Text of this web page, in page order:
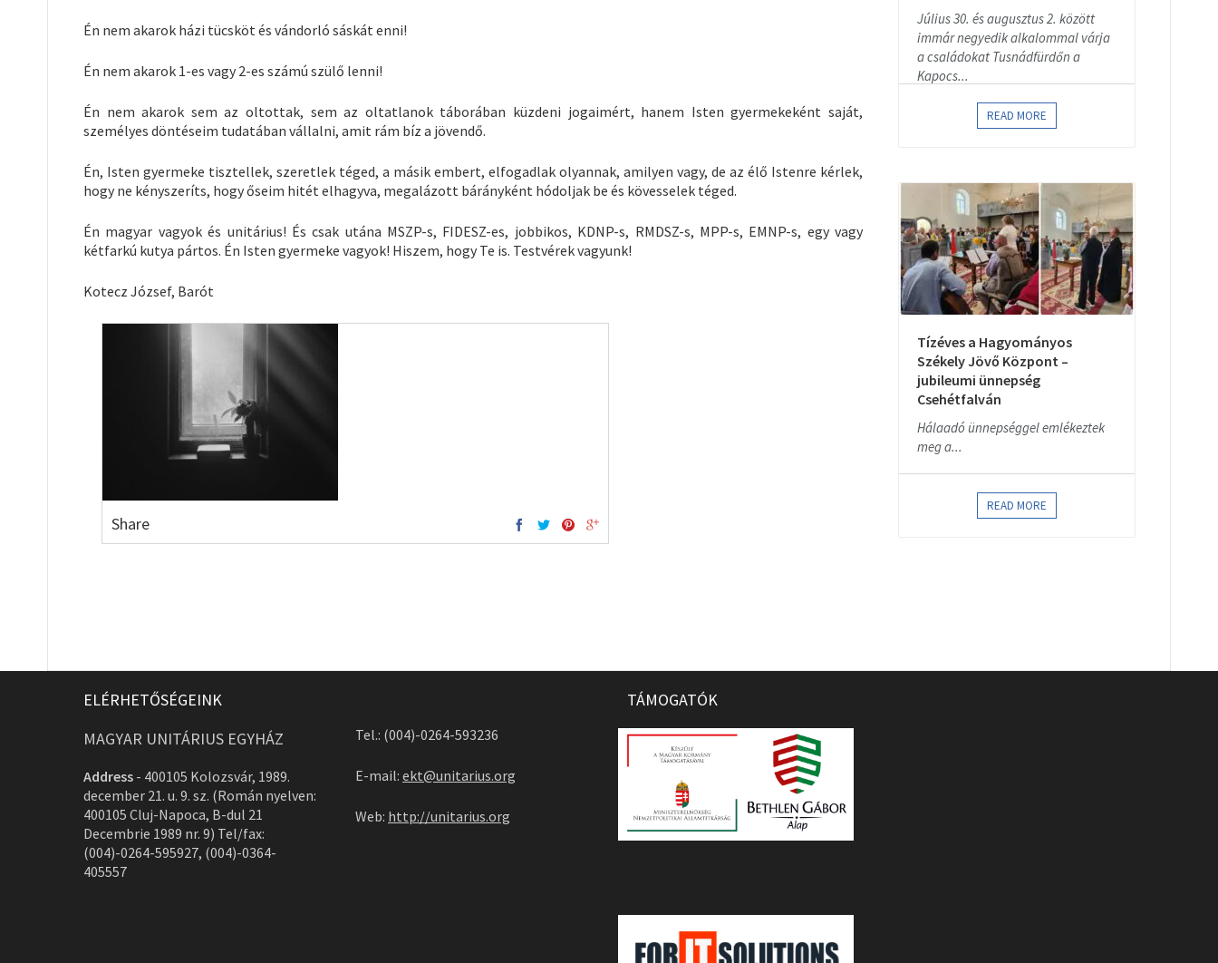
Én nem akarok házi tücsköt és vándorló sáskát enni!
Én nem akarok 1-es vagy 2-es számú szülő lenni!
Én nem akarok sem az oltottak, sem az oltatlanok táborában küzdeni jogaimért, hanem Isten gyermekeként saját,
személyes döntéseim tudatában vállalni, amit rám bíz a jövendő.
Én, Isten gyermeke tisztellek, szeretlek téged, a másik embert, elfogadlak olyannak, amilyen vagy, de az élő Istenre kérlek,
hogy ne kényszeríts, hogy őseim hitét elhagyva, megalázott bárányként hódoljak be és kövesselek téged.
Én magyar vagyok és unitárius! És csak utána MSZP-s, FIDESZ-es, jobbikos, KDNP-s, RMDSZ-s, MPP-s, EMNP-s, egy vagy
kétfarkú kutya pártos. Én Isten gyermeke vagyok! Hiszem, hogy Te is. Testvérek vagyunk!
Kotecz József, Barót
Share
Július 30. és augusztus 2. között
immár negyedik alkalommal várja
a családokat Tusnádfürdőn a
Kapocs...
READ MORE
Tízéves a Hagyományos
Székely Jövő Központ –
jubileumi ünnepség
Csehétfalván
Hálaadó ünnepséggel emlékeztek
meg a...
READ MORE
ELÉRHETŐSÉGEINK
MAGYAR UNITÁRIUS EGYHÁZ
Address - 400105 Kolozsvár, 1989.
december 21. u. 9. sz. (Román nyelven:
400105 Cluj-Napoca, B-dul 21
Decembrie 1989 nr. 9) Tel/fax:
(004)-0264-595927, (004)-0364-
405557
Tel.: (004)-0264-593236
E-mail: ekt@unitarius.org
Web: http://unitarius.org
TÁMOGATÓK